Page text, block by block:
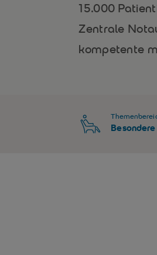
15.000
Zentrale
kompetente